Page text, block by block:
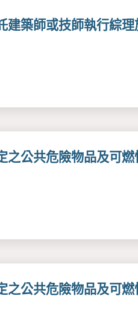
建築師或技師執行綜
之公共危險物品及可
之公共危險物品及可